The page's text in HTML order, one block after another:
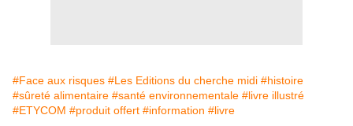
#Face aux risques #Les Editions du cherche midi #histoire
#sûreté alimentaire #santé environnementale #livre illustré
#ETYCOM #produit offert #information #livre